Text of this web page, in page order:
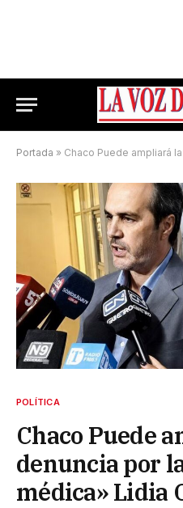
Portada » Chaco Puede ampliará la
POLÍTICA
Chaco Puede
denuncia por
médica» Lidia